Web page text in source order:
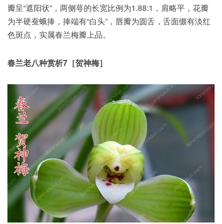
瓣呈“遮阳状”，两侧萼的长宽比例为1.88:1，肩略平，花瓣
为半硬蚕蛾捧，捧端有“白头”，唇瓣为圆舌，舌面缀有淡红
色斑点，实属春兰梅瓣上品。
春兰老八种赏析7［贺神梅］